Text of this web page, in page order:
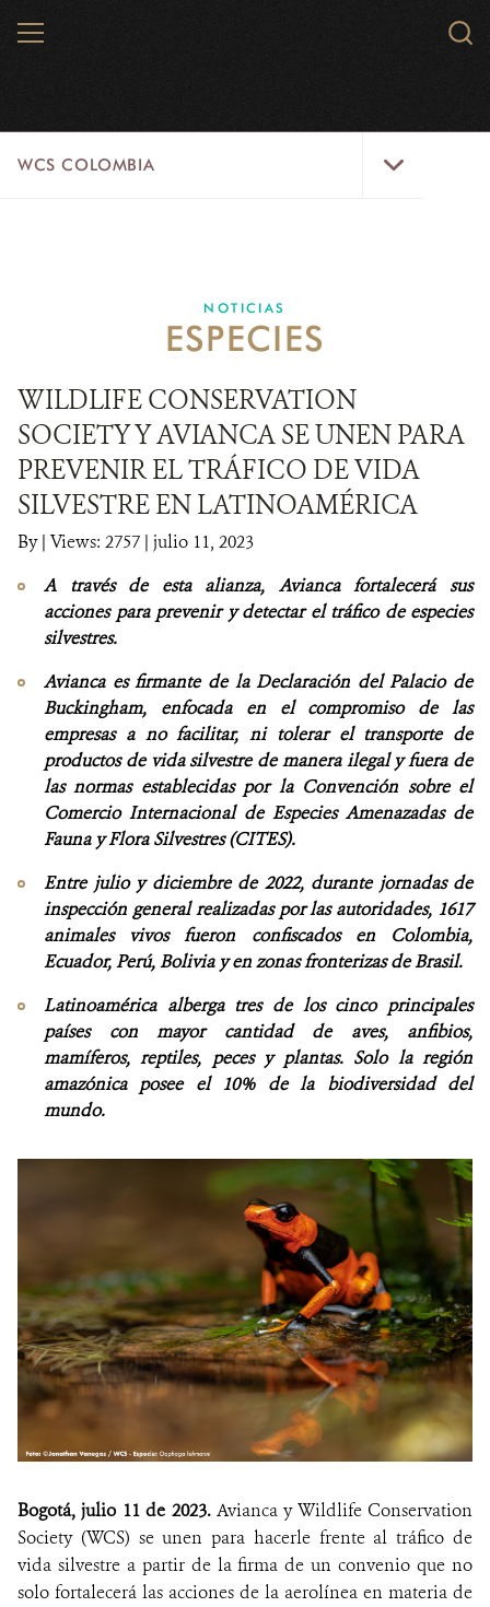
MENU
WCS COLOMBIA
EJES ESTRATÉGICOS
LÍNEAS DE ACCIÓN
MICROSITIOS
NOTICIAS
WCS VISUAL
ALIADOS Y ALIANZAS
COBERTURA EN MEDIOS DE COMUNICACIÓN
INFORME ANUAL WCS
MECANISMO DE ATENCIÓN DE QUEJAS Y RECLAMOS
DONA
NOTICIAS
ESPECIES
WILDLIFE CONSERVATION
SOCIETY Y AVIANCA SE UNEN PARA
PREVENIR EL TRÁFICO DE VIDA
SILVESTRE EN LATINOAMÉRICA
By| Views: 2757 | julio 11, 2023
A través de esta alianza, Avianca fortalecerá sus
acciones para prevenir y detectar el tráfico de especies
silvestres.
Avianca es firmante de la Declaración del Palacio de
Buckingham, enfocada en el compromiso de las
empresas a no facilitar, ni tolerar el transporte de
productos de vida silvestre de manera ilegal y fuera de
las normas establecidas por la Convención sobre el
Comercio Internacional de Especies Amenazadas de
Fauna y Flora Silvestres (CITES).
Entre julio y diciembre de 2022, durante jornadas de
inspección general realizadas por las autoridades, 1617
animales vivos fueron confiscados en Colombia,
Ecuador, Perú, Bolivia y en zonas fronterizas de Brasil.
Latinoamérica alberga tres de los cinco principales
países con mayor cantidad de aves, anfibios,
mamíferos, reptiles, peces y plantas. Solo la región
amazónica posee el 10% de la biodiversidad del
mundo.
Bogotá, julio 11 de 2023. Avianca y Wildlife Conservation
Society (WCS) se unen para hacerle frente al tráfico de
vida silvestre a partir de la firma de un convenio que no
solo fortalecerá las acciones de la aerolínea en materia de